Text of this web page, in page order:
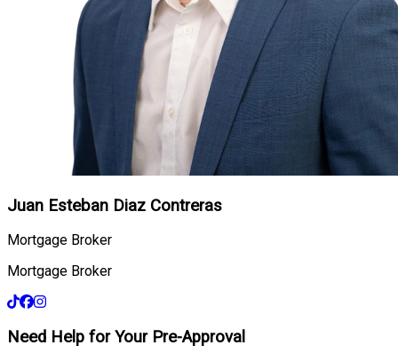
Juan Esteban Diaz Contreras
Mortgage Broker
Mortgage Broker
Need Help for Your Pre-Approval